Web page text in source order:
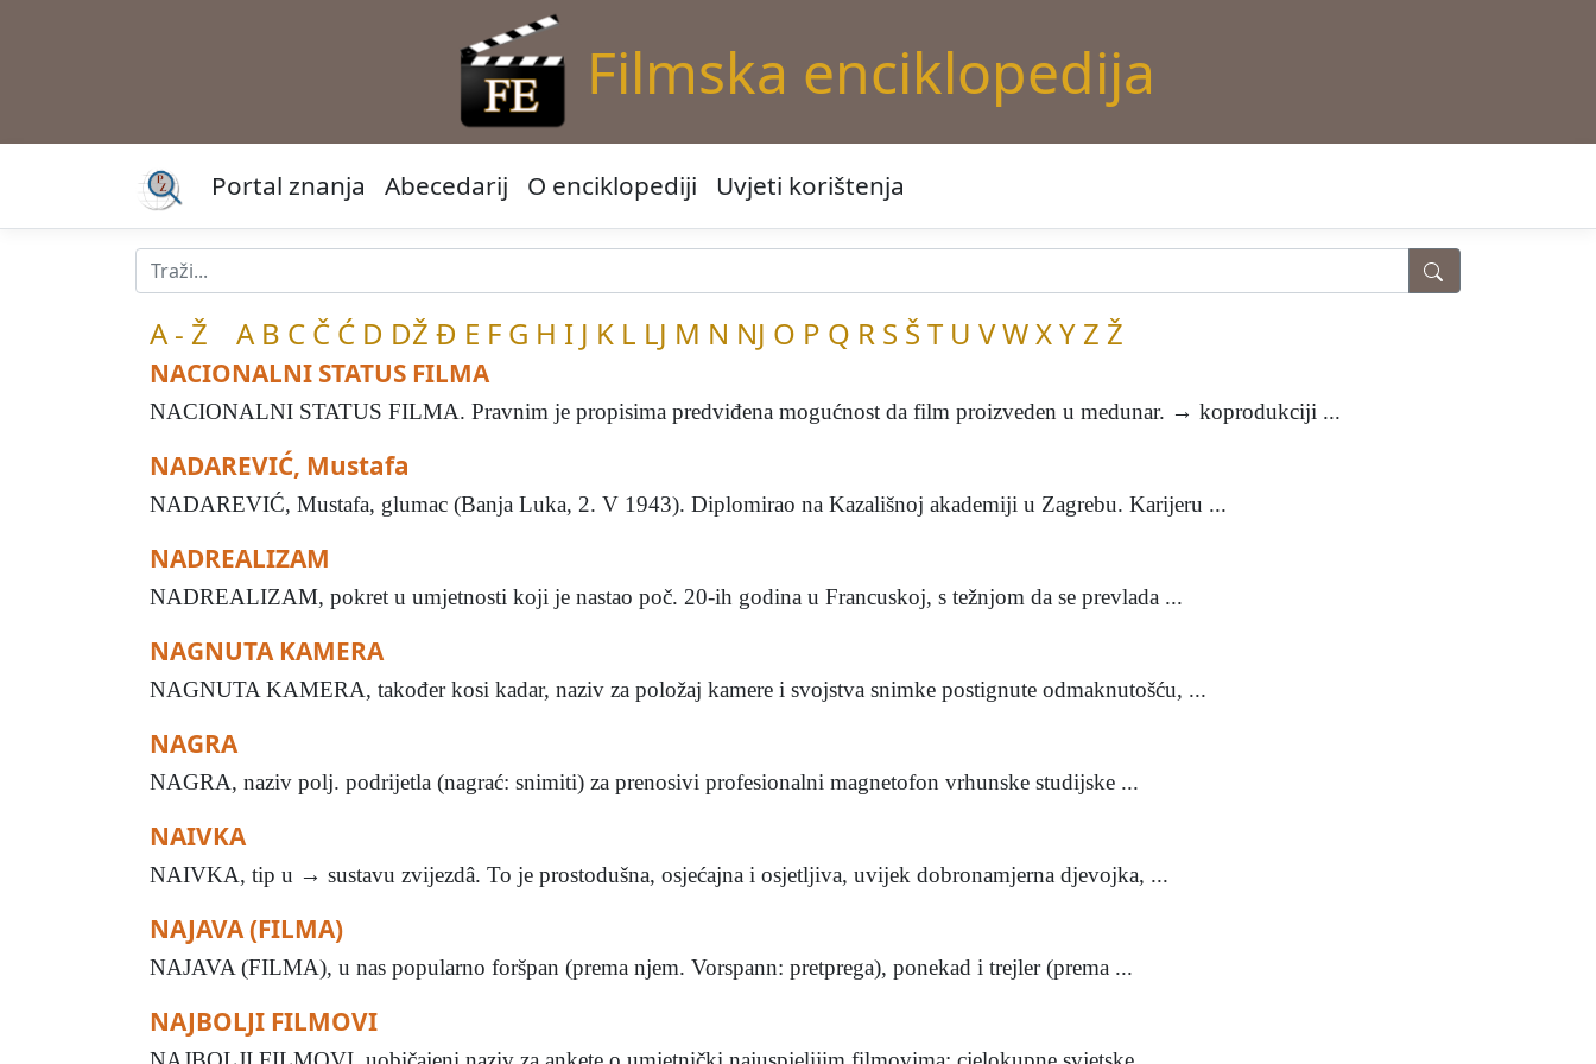
Filmska enciklopedija
Portal znanja Abecedarij O enciklopediji Uvjeti korištenja
A - Ž A B C Č Ć D DŽ Đ E F G H I J K L LJ M N NJ O P Q R S Š T U VWXY Z Ž
NACIONALNI STATUS FILMA
NACIONALNI STATUS FILMA. Pravnim je propisima predviđena mogućnost da film proizveden u medunar. → koprodukciji ...
NADAREVIĆ, Mustafa
NADAREVIĆ, Mustafa, glumac (Banja Luka, 2. V 1943). Diplomirao na Kazališnoj akademiji u Zagrebu. Karijeru ...
NADREALIZAM
NADREALIZAM, pokret u umjetnosti koji je nastao poč. 20-ih godina u Francuskoj, s težnjom da se prevlada ...
NAGNUTA KAMERA
NAGNUTA KAMERA, također kosi kadar, naziv za položaj kamere i svojstva snimke postignute odmaknutošću, ...
NAGRA
NAGRA, naziv polj. podrijetla (nagrać: snimiti) za prenosivi profesionalni magnetofon vrhunske studijske ...
NAIVKA
NAIVKA, tip u → sustavu zvijezdâ. To je prostodušna, osjećajna i osjetljiva, uvijek dobronamjerna djevojka, ...
NAJAVA (FILMA)
NAJAVA (FILMA), u nas popularno foršpan (prema njem. Vorspann: pretprega), ponekad i trejler (prema ...
NAJBOLJI FILMOVI